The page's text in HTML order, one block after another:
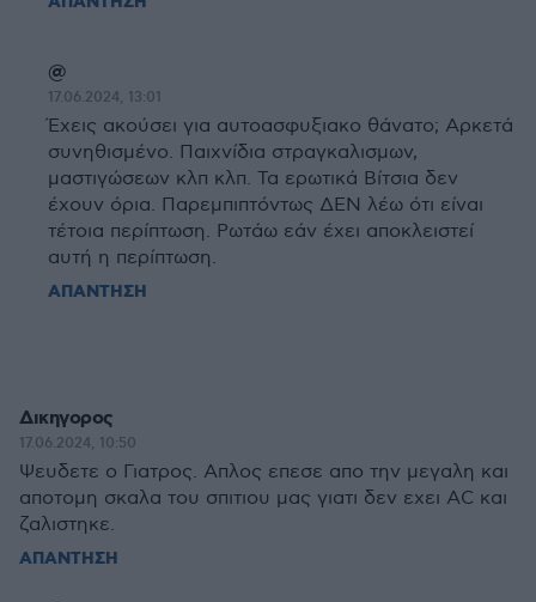
@
17.06.2024, 13:01
Έχεις ακούσει για αυτοασφυξιακο θάνατο; Αρκετά
συνηθισμένο. Παιχνίδια στραγκαλισμων,
μαστιγώσεων κλπ κλπ. Τα ερωτικά Βίτσια δεν
έχουν όρια. Παρεμπιπτόντως ΔΕΝ λέω ότι είναι
τέτοια περίπτωση. Ρωτάω εάν έχει αποκλειστεί
αυτή η περίπτωση.
ΑΠΑΝΤΗΣΗ
Δικηγορος
17.06.2024, 10:50
Ψευδετε ο Γιατρος. Απλος επεσε απο την μεγαλη και
αποτομη σκαλα του σπιτιου μας γιατι δεν εχει ΑC και
ζαλιστηκε.
ΑΠΑΝΤΗΣΗ